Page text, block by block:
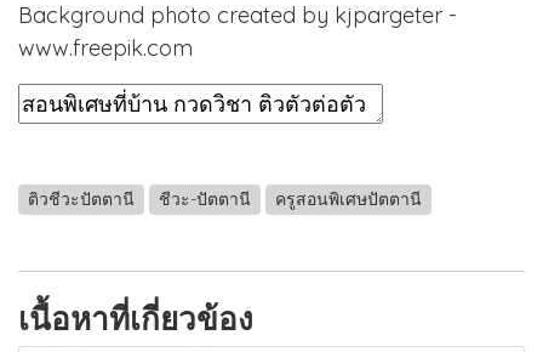
Background photo created by kjpargeter -
www.freepik.com
ติวชีวะปัตตานี ชีวะ-ปัตตานี ครูสอนพิเศษปัตตานี
เนื้อหาที่เกี่ยวข้อง